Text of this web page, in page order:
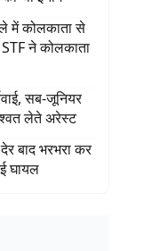
में कोलकाता से
ने कोलकाता
सब-जूनियर
लेते अरेस्ट
बाद भरभरा कर
घायल